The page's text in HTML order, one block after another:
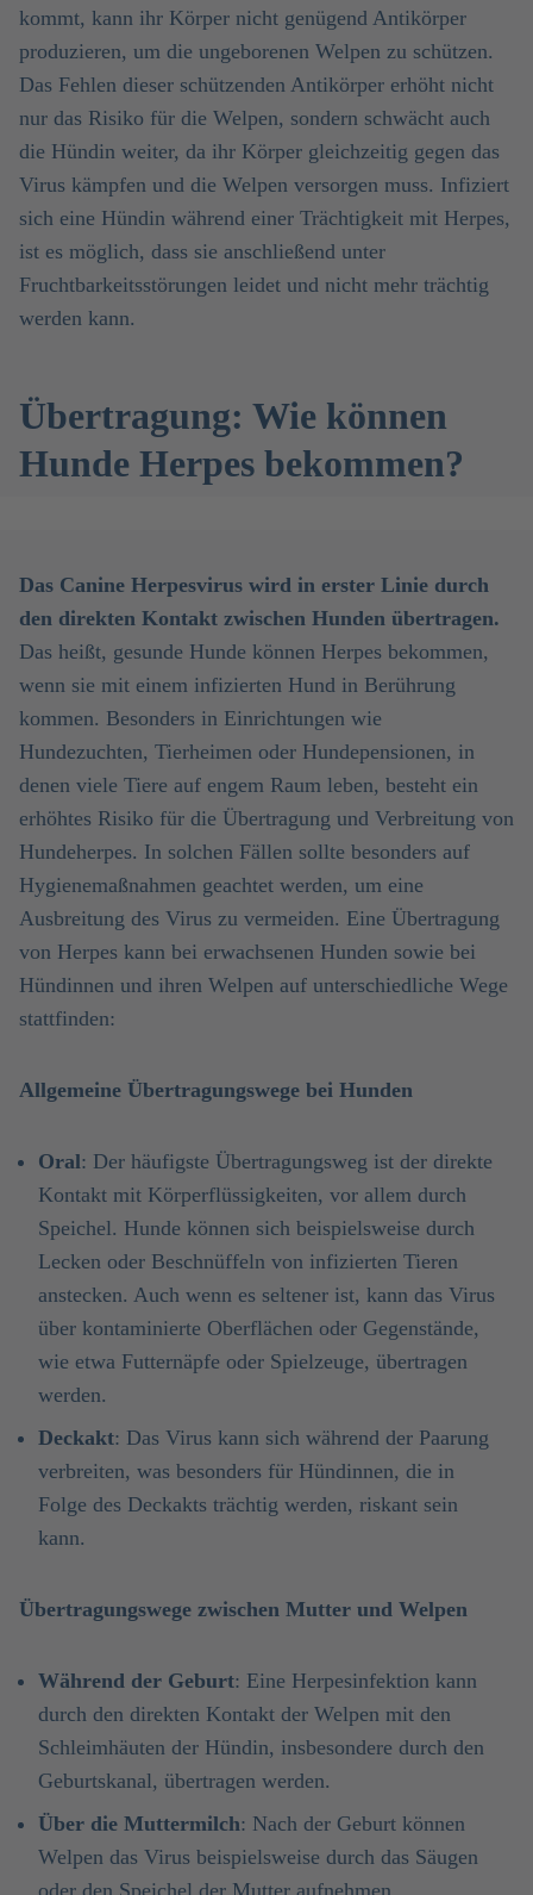
kommt, kann ihr Körper nicht genügend Antikörper
produzieren, um die ungeborenen Welpen zu schützen.
Das Fehlen dieser schützenden Antikörper erhöht nicht
nur das Risiko für die Welpen, sondern schwächt auch
die Hündin weiter, da ihr Körper gleichzeitig gegen das
Virus kämpfen und die Welpen versorgen muss. Infiziert
sich eine Hündin während einer Trächtigkeit mit Herpes,
ist es möglich, dass sie anschließend unter
Fruchtbarkeitsstörungen leidet und nicht mehr trächtig
werden kann.
Übertragung: Wie können
Hunde Herpes bekommen?
Das Canine Herpesvirus wird in erster Linie durch
den direkten Kontakt zwischen Hunden übertragen.
Das heißt, gesunde Hunde können Herpes bekommen,
wenn sie mit einem infizierten Hund in Berührung
kommen. Besonders in Einrichtungen wie
Hundezuchten, Tierheimen oder Hundepensionen, in
denen viele Tiere auf engem Raum leben, besteht ein
erhöhtes Risiko für die Übertragung und Verbreitung von
Hundeherpes. In solchen Fällen sollte besonders auf
Hygienemaßnahmen geachtet werden, um eine
Ausbreitung des Virus zu vermeiden. Eine Übertragung
von Herpes kann bei erwachsenen Hunden sowie bei
Hündinnen und ihren Welpen auf unterschiedliche Wege
stattfinden:
Allgemeine Übertragungswege bei Hunden
Oral: Der häufigste Übertragungsweg ist der direkte
Kontakt mit Körperflüssigkeiten, vor allem durch
Speichel. Hunde können sich beispielsweise durch
Lecken oder Beschnüffeln von infizierten Tieren
anstecken. Auch wenn es seltener ist, kann das Virus
über kontaminierte Oberflächen oder Gegenstände,
wie etwa Futternäpfe oder Spielzeuge, übertragen
werden.
Deckakt: Das Virus kann sich während der Paarung
verbreiten, was besonders für Hündinnen, die in
Folge des Deckakts trächtig werden, riskant sein
kann.
Übertragungswege zwischen Mutter und Welpen
Während der Geburt: Eine Herpesinfektion kann
durch den direkten Kontakt der Welpen mit den
Schleimhäuten der Hündin, insbesondere durch den
Geburtskanal, übertragen werden.
Über die Muttermilch: Nach der Geburt können
Welpen das Virus beispielsweise durch das Säugen
oder den Speichel der Mutter aufnehmen.